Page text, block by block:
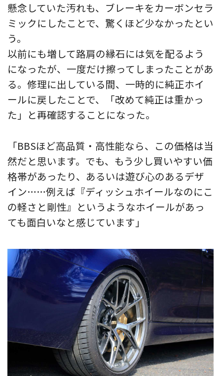
懸念していた汚れも、ブレーキをカーボンセラ
ミックにしたことで、驚くほど少なかったとい
う。
以前にも増して路肩の縁石には気を配るよう
になったが、一度だけ擦ってしまったことがあ
る。修理に出している間、一時的に純正ホイ
ールに戻したことで、「改めて純正は重かっ
た」と再確認することになった。
「BBSほど高品質・高性能なら、この価格は当
然だと思います。でも、もう少し買いやすい価
格帯があったり、あるいは遊び心のあるデザ
イン……例えば『ディッシュホイールなのにこ
の軽さと剛性』というようなホイールがあっ
ても面白いなと感じています」